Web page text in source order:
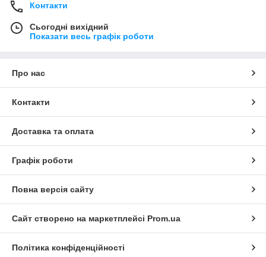
Контакти
Сьогодні вихідний
Показати весь графік роботи
Про нас
Контакти
Доставка та оплата
Графік роботи
Повна версія сайту
Сайт створено на маркетплейсі Prom.ua
Політика конфіденційності